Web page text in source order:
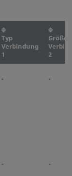
Typ
Verbindung
1
Größe
2
- -
- -